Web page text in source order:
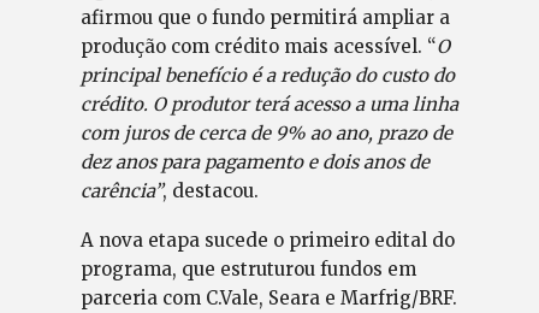
afirmou que o fundo permitirá ampliar a
produção com crédito mais acessível. “O
principal benefício é a redução do custo do
crédito. O produtor terá acesso a uma linha
com juros de cerca de 9% ao ano, prazo de
dez anos para pagamento e dois anos de
carência”, destacou.
A nova etapa sucede o primeiro edital do
programa, que estruturou fundos em
parceria com C.Vale, Seara e Marfrig/BRF.